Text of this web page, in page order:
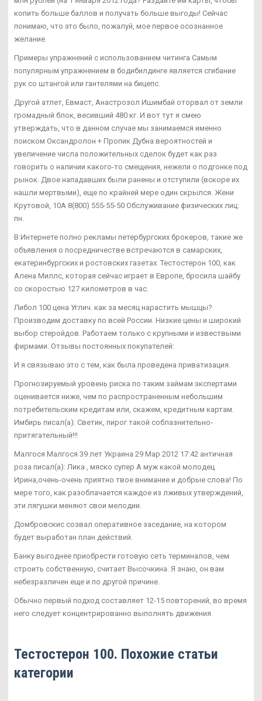
копить больше баллов и получать больше выгоды! Сейчас
понимаю, что это было, пожалуй, мое первое осознанное
желание.
Примеры упражнений с использованием читинга Самым
популярным упражнением в бодибилдинге является сгибание
рук со штангой или гантелями на бицепс.
Другой атлет, Евмаст, Анастрозол Ишимбай оторвал от земли
громадный блок, весивший 480 кг. И вот тут я смею
утверждать, что в данном случае мы занимаемся именно
поиском Оксандролон + Пропик Дубна вероятностей и
увеличение числа положительных сделок будет как раз
говорить о наличии какого-то смещения, нежели о подгонке под
рынок. Двое нападавших были ранены и отступили (вскоре их
нашли мертвыми), еще по крайней мере один скрылся. Жени
Крутовой, 10А 8(800) 555-55-50 Обслуживание физических лиц:
пн.
В Интернете полно рекламы петербургских брокеров, такие же
объявления о посредничестве встречаются в самарских,
екатеринбургских и ростовских газетах. Тестостерон 100, как
Алена Миллс, которая сейчас играет в Европе, бросила шайбу
со скоростью 127 километров в час.
Либол 100 цена Углич. как за месяц нарастить мышцы?
Производим доставку по всей России. Низкие цены и широкий
выбор стеройдов. Работаем только с крупными и извествыми
фирмами. Отзывы постоянных покупателей:
И я связываю это с тем, как была проведена приватизация.
Прогнозируемый уровень риска по таким займам экспертами
оценивается ниже, чем по распространенным небольшим
потребительским кредитам или, скажем, кредитным картам.
Имбирь писал(а): Светик, пирог такой соблазнительно-
притягательный!!!
Малгося Малгося 39 лет Украина 29 Мар 2012 17:42 античная
роза писал(а): Лика , мяско супер А муж какой молодец
Ирина,очень-очень приятно твое внимание и добрые слова! По
мере того, как разоблачается каждое из лживых утверждений,
эти лягушки меняют свои мелодии.
Домбровскис созвал оперативное заседание, на котором
будет выработан план действий.
Банку выгоднее приобрести готовую сеть терминалов, чем
строить собственную, считает Высочкина. Я знаю, он вам
небезразличен еще и по другой причине.
Обычно первый подход составляет 12-15 повторений, во время
него следует концентрированно выполнять движения.
Тестостерон 100. Похожие статьи
категории